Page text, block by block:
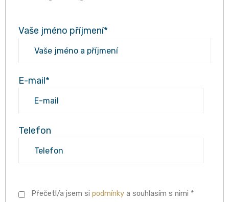
Vaše jméno příjmení*
E-mail*
Telefon
Přečetl/a jsem si podmínky a souhlasím s nimi *